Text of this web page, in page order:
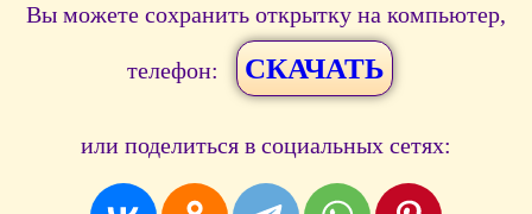
Вы можете сохранить открытку на компьютер,
телефон: СКАЧАТЬ
или поделиться в социальных сетях: